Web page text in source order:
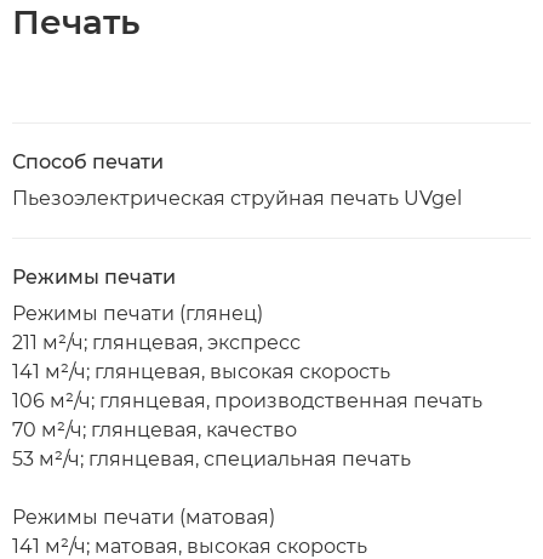
Печать
Способ печати
Пьезоэлектрическая струйная печать UVgel
Режимы печати
Режимы печати (глянец)
211 м²/ч; глянцевая, экспресс
141 м²/ч; глянцевая, высокая скорость
106 м²/ч; глянцевая, производственная печать
70 м²/ч; глянцевая, качество
53 м²/ч; глянцевая, специальная печать
Режимы печати (матовая)
141 м²/ч; матовая, высокая скорость